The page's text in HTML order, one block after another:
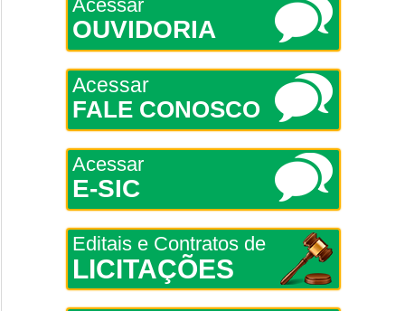
Acessar
OUVIDORIA
Acessar
FALE CONOSCO
Acessar
E-SIC
Editais e Contratos de
LICITAÇÕES